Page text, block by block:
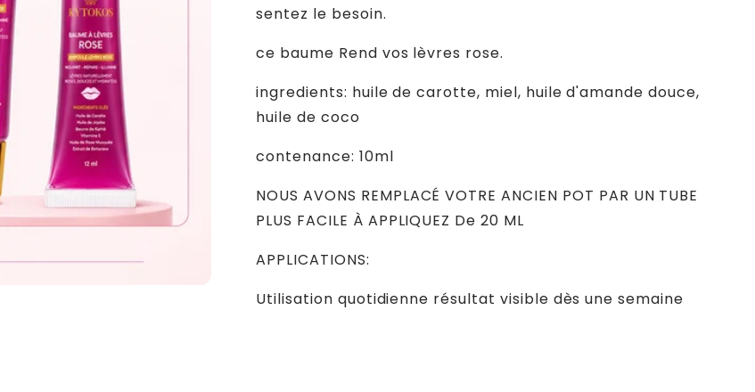
sentez le besoin.
ce baume Rend vos lèvres rose.
ingredients: huile de carotte, miel, huile d'amande douce,
huile de coco
contenance: 10ml
NOUS AVONS REMPLACÉ VOTRE ANCIEN POT PAR UN TUBE
PLUS FACILE À APPLIQUEZ De 20 ML
APPLICATIONS:
Utilisation quotidienne résultat visible dès une semaine